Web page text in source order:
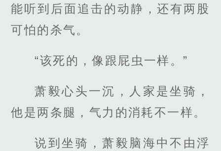
能听到后面追击的动静，还有两股
可怕的杀气。
“该死的，像跟屁虫一样。”
萧毅心头一沉，人家是坐骑，
他是两条腿，气力的消耗不一样。
说到坐骑，萧毅脑海中不由浮